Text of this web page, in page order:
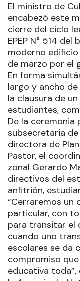
El ministro de
encabezó este
cierre del ciclo
EPEP N° 514
moderno
de marzo por el
En forma
largo y ancho
la clausura de
estudiantes,
De la
subsecretaria de
directora de
Pastor, el
zonal Gerardo
directivos del
anfitrión,
“Cerraremos un
particular, con
para transitar el
cuando uno
escolares se da
compromiso
educativa